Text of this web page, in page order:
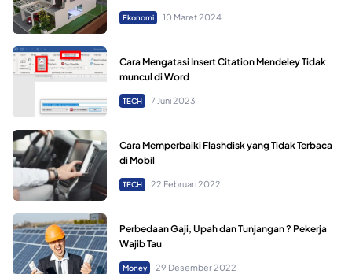
Ekonomi 10 Maret 2024
Cara Mengatasi Insert Citation Mendeley Tidak
muncul di Word
TECH 7 Juni 2023
Cara Memperbaiki Flashdisk yang Tidak Terbaca
di Mobil
TECH 22 Februari 2022
Perbedaan Gaji, Upah dan Tunjangan ? Pekerja
Wajib Tau
Money 29 Desember 2022